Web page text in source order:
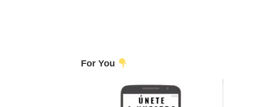
For You